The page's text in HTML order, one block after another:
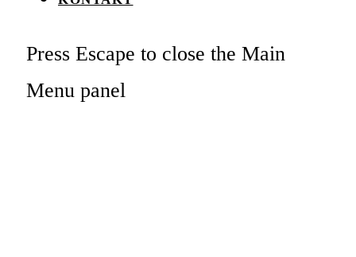
Press Escape to close the Main
Menu panel